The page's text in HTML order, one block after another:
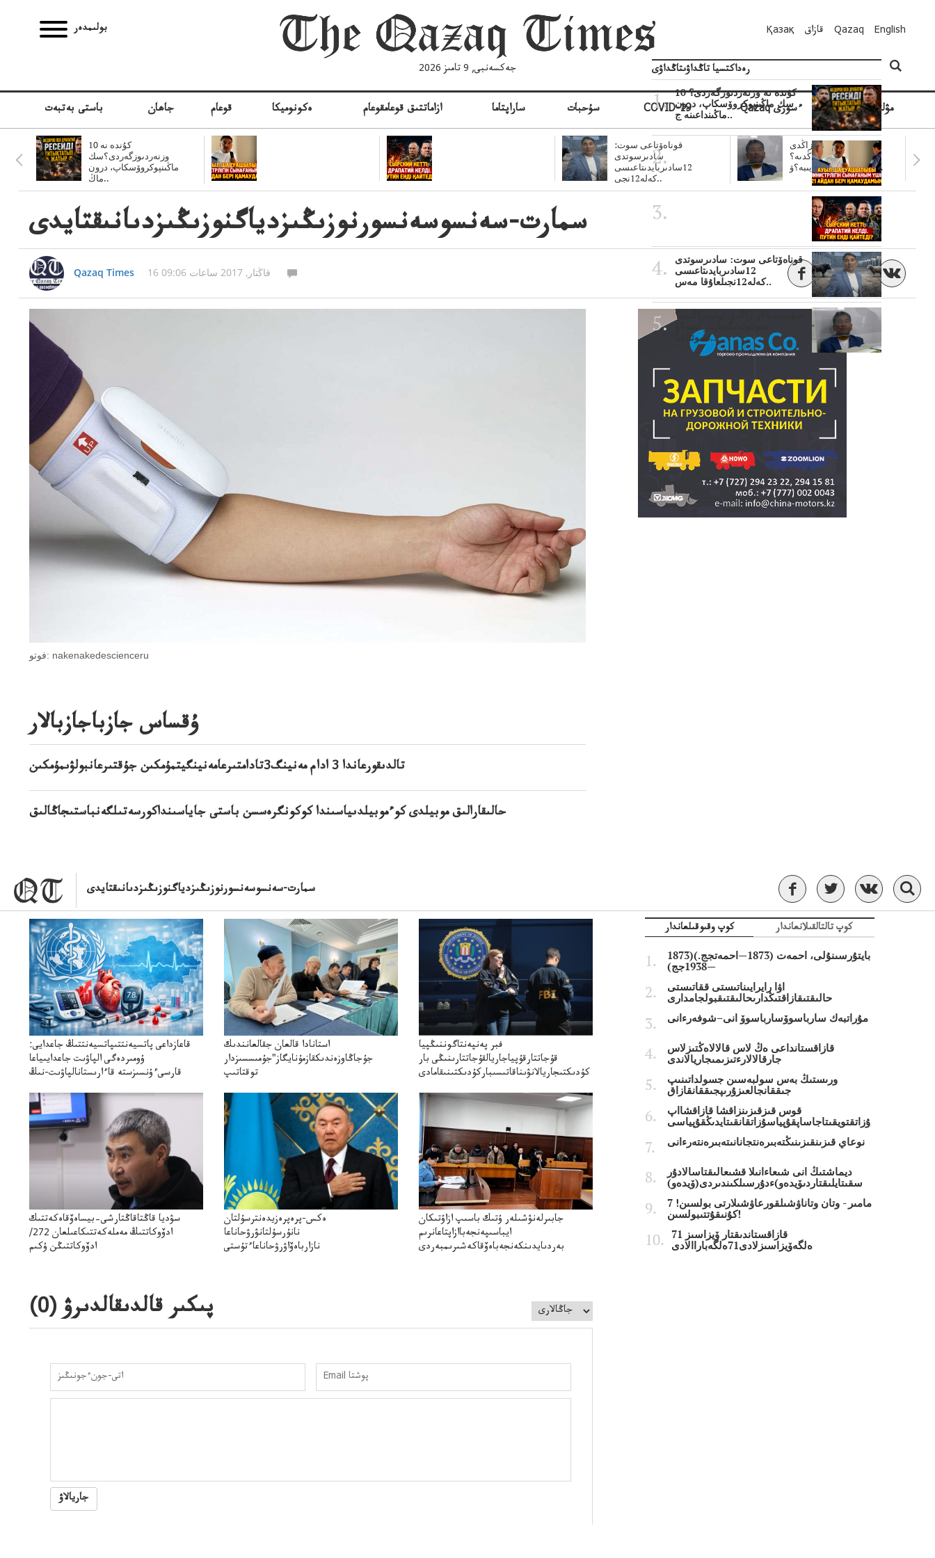
بولىمدەر
جەكسەنبى, 9 تامىز 2026
Қазақ قازاق Qazaq English
باستى بەتبەت جاھان قوعام ەكونوميكا ازاماتتىق قوعامقوعام ساراپتاما سۇحبات COVID-19 Qazaq ءسوزى مۋلتيمەديا
10 كۇندە نە
وزنەردىوزگەردى؟سك
ماڭىنپوكروۆسكاپ، درون
ماڭ..
قوناەۆتاعى سوت:
سادىرسوتدى
12سادىربايدىتاعىسى
كەلە12نجى..
سۋبسيديالار زاڭدى
تولەنزاڭدىە؟
سوتتولەنگەناپتار ايىبە؟ۋ..
سمارت-سەنسوسەنسورنوزىڭىزدياگنوزىڭىزدىانىقتايدى
سمارت-سەنسوسەنسورنوزىڭىزدياگنوزىڭىزدىانىقتايدى
Qazaq Times 16 قاڭتار, 2017 ساعات 09:06
فوتو: nakenakedescienceru
ۇقساس جازباجازبالار
تالدىقورعاندا 3 ادام مەنينگ3تادامتىرعامەنينگيتمۇمكىن جۇقتىرعانبولۋىمۇمكىن
حالىقارالىق موبيلدى كوءموبيلدىياسىندا كوكونگرەسسن باستى جاياسىنداكورسەتىلگەنباستىجاڭالىق
رەداكتسيا تاڭداۋىتاڭداۋى
10 كۇندە نە وزنەردىوزگەردى؟
سك ماڭىنپوكروۆسكاپ، درون
ماڭىنداعىنە ج..
قوناەۆتاعى سوت: سادىرسوتدى
12سادىربايدىتاعىسى
كەلە12نجىلعاۇقا مەس..
سۋبسيديالار زاڭدى تولەنزاڭدىە؟
تسوتتاعىا..
دەنساۋلىق ءبولىمى
قاعازداعى پاتسيەنتتىپاتسيەنتتىڭ جاعدايى:
ۇومىردەگى الپاۋىت جاعدايىياعا
قارسىءۇنسىزستە قاءارىستانالپاۋىت-نىڭ
استانادا قالعان جقالعانندىك
جۇجاڭاوزەندىكقازمۇنايگاز"جۇمىسسىزدار
توقتاتىپ
فبر پەنپەنتاگوننىڭپيا
قۇجاتتارقۇپياجاريالقۇجاتتارىنىڭى بار
كۇدىكتىجاريالانۋىناقاتىسىباركۇدىكتىنىقامادى
سۋديا قاڭتاقاڭتارشى–بيساەۆقاەكەتتىك
ادۆوكاتتىڭ مەملەكەتتىكاعىلعان 272/
ادۆوكاتتىڭن ۇكىم
ەكس-پرەپرەزيدەنترسۇلتان
نانۇرسۇلتانۋرۋحاناعا
نازارباەۆاۋرۋحاناعاءتۇستى
جابىرلەنۋشىلەر ۇتىك باسىپ ازاۇتىكان
ايباسىپەنجەباازاپتاعانرىم
بەردىايدىنكەنجەباەۆقاكەشىرىمبەردى
پىكىر قالدىقالدىرۋ (0
)
جاريالاۋ
كوپ وقىوقىلعاندار كوپ تالتالقىلانعاندار
بايتۇرسىنۇلى، احمەت (1873—احمەتجج.)(1873
—1938جج)
اۋا رايرايىناتىستى ققاتىستى
حالىقتىقازاقتىڭدارىحالىقتىقبولجامدارى
مۇراتبەك سارباسوۆسارباسوۆ انى–شوفەرءانى
قازاقستانداعى ەڭ لاس قالالاەڭتىزلاس
جارقالالارءتىزىمىجاريالاندى
ورىستىڭ بەس سولبەسىن جسولداتىنىپ
جىققانجالعىزۇرىپجىققانقازاق
قوس قىزقىزىنزاقشا قازاقشااپ
ۇزاتقتويقىتاجاساپقۇپياسۇزاتقانقىتايدىڭقۇپياسى
نوعاي قىزىنقىزىنىڭتەبىرەنتجانانىتەبىرەنتەرءانى
ديماشتىڭ انى شىعاءانىلا قشىعالىقتاسالادۇر
سقىتايلىقتاردىۆيدەو)ءدۇرسىلكىندىردى(ۆيدەو)
7 مامىر - وتان وتاناۋشىلقورعاۋشىلارتى بولسىن!
كۇنىقۇتتىبولسىن!
قازاقستاندىقتار ۆيزاسىز 71
ەلگەۆيزاسىزلادى71ەلگەباراالادى